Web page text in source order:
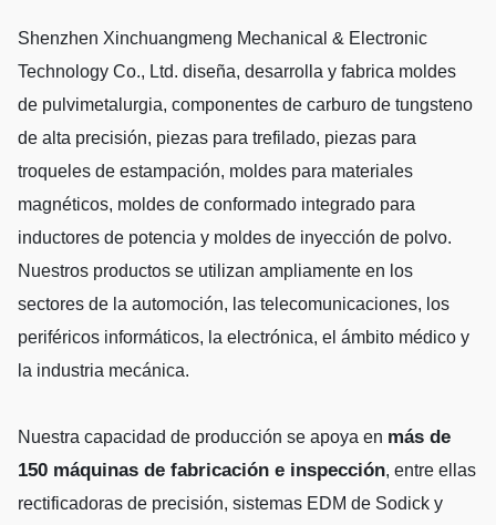
Shenzhen Xinchuangmeng Mechanical & Electronic
Technology Co., Ltd. diseña, desarrolla y fabrica moldes
de pulvimetalurgia, componentes de carburo de tungsteno
de alta precisión, piezas para trefilado, piezas para
troqueles de estampación, moldes para materiales
magnéticos, moldes de conformado integrado para
inductores de potencia y moldes de inyección de polvo.
Nuestros productos se utilizan ampliamente en los
sectores de la automoción, las telecomunicaciones, los
periféricos informáticos, la electrónica, el ámbito médico y
la industria mecánica.
Nuestra capacidad de producción se apoya en más de
150 máquinas de fabricación e inspección, entre ellas
rectificadoras de precisión, sistemas EDM de Sodick y